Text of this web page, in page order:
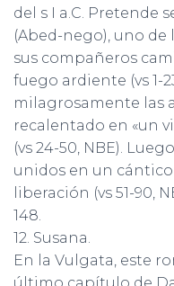
del s I a.C. Pretende
(Abed-nego), uno de
sus compañeros
fuego ardiente (vs 1-
milagrosamente las
recalentado en «un
(vs 24-50, NBE).
unidos en un
liberación (vs 51-90,
148.
12. Susana.
En la Vulgata, este